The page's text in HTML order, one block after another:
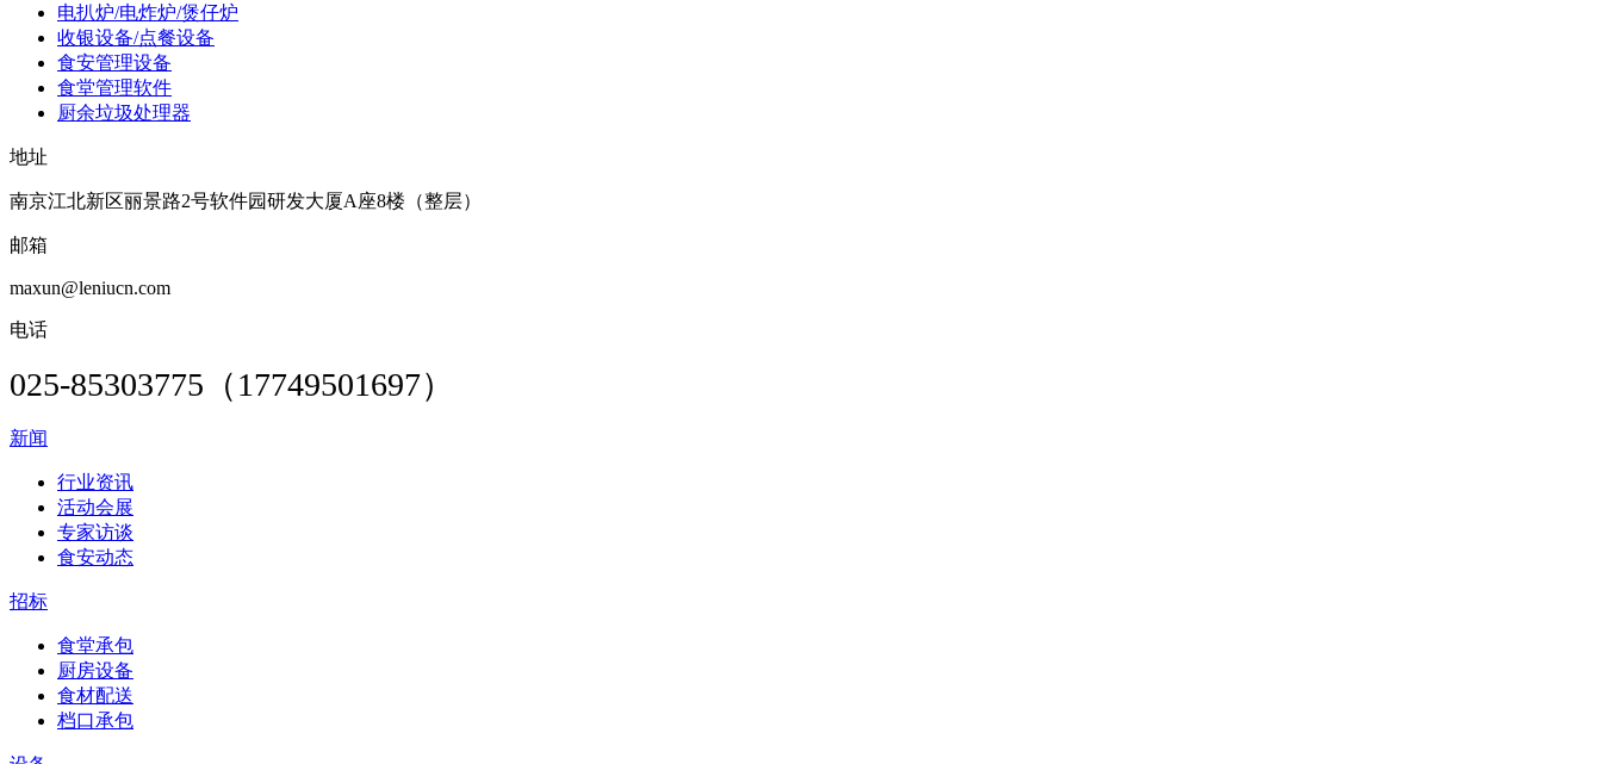
电扒炉/电炸炉/煲仔炉
收银设备/点餐设备
食安管理设备
食堂管理软件
厨余垃圾处理器
地址
南京江北新区丽景路2号软件园研发大厦A座8楼（整层）
邮箱
maxun@leniucn.com
电话
025-85303775（17749501697）
新闻
行业资讯
活动会展
专家访谈
食安动态
招标
食堂承包
厨房设备
食材配送
档口承包